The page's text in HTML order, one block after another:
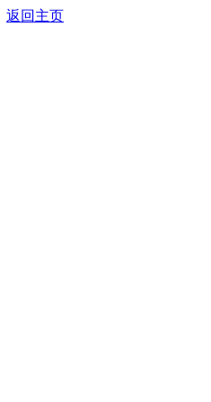
返回主页